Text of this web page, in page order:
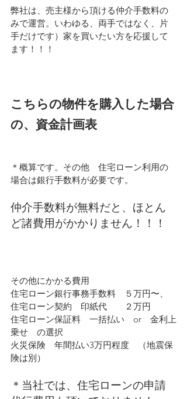
弊社は、売主様から頂ける仲介手数料の
みで運営。いわゆる、両手ではなく、片
手だけです）家を買いたい方を応援して
ます！！！
こちらの物件を購入した場合
の、資金計画表
＊概算です。その他　住宅ローン利用の
場合は銀行手数料が必要です。
仲介手数料が無料だと、ほとん
ど諸費用がかかりません！！！
その他にかかる費用
住宅ローン銀行事務手数料　５万円〜、
住宅ローン契約　印紙代　　２万円
住宅ローン保証料　一括払い　or　金利上
乗せ　の選択
火災保険　年間払い3万円程度　（地震保
険は別）
＊当社では、住宅ローンの申請